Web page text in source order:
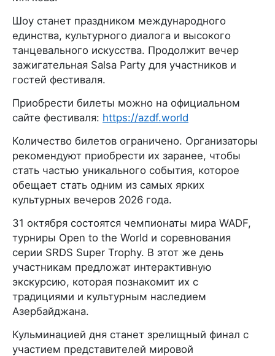
Шоу станет праздником международного
единства, культурного диалога и высокого
танцевального искусства. Продолжит вечер
зажигательная Salsa Party для участников и
гостей фестиваля.
Приобрести билеты можно на официальном
сайте фестиваля: https://azdf.world
Количество билетов ограничено. Организаторы
рекомендуют приобрести их заранее, чтобы
стать частью уникального события, которое
обещает стать одним из самых ярких
культурных вечеров 2026 года.
31 октября состоятся чемпионаты мира WADF,
турниры Open to the World и соревнования
серии SRDS Super Trophy. В этот же день
участникам предложат интерактивную
экскурсию, которая познакомит их с
традициями и культурным наследием
Азербайджана.
Кульминацией дня станет зрелищный финал с
участием представителей мировой